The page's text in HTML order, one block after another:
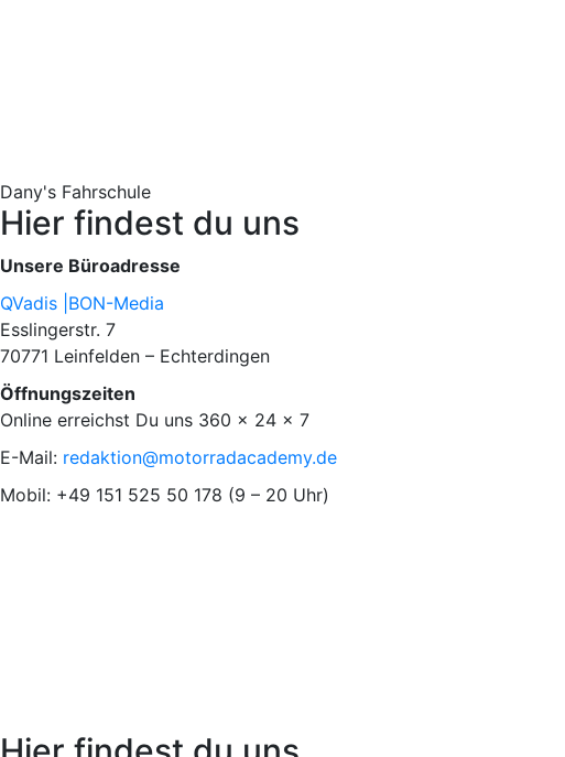
Dany's Fahrschule
Hier findest du uns
Unsere Büroadresse
QVadis |BON-Media
Esslingerstr. 7
70771 Leinfelden – Echterdingen
Öffnungszeiten
Online erreichst Du uns 360 x 24 x 7
E-Mail: redaktion@motorradacademy.de
Mobil: +49 151 525 50 178 (9 – 20 Uhr)